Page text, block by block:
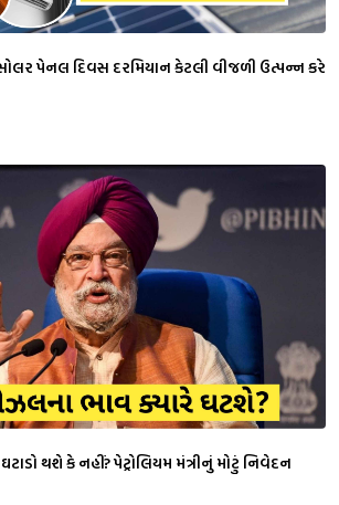
પેનલ દિવસ દરમિયાન કેટલી વીજળી ઉત્પન્ન કરે
થશે કે નહીં? પેટ્રોલિયમ મંત્રીનું મોટું નિવેદન